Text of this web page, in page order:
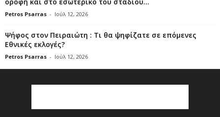
Petros Psarras - Ιούλ 12, 2026
Ψήφος στον Πειραιώτη : Τι θα ψηφίζατε σε επόμενες
Εθνικές εκλογές?
Petros Psarras - Ιούλ 12, 2026